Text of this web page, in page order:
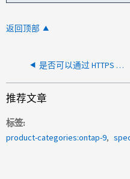
返回顶部
是否可以通过 HTTPS 将集群配置备份到 S3 存储分段？
推荐文章
标签
product-categories:ontap-9